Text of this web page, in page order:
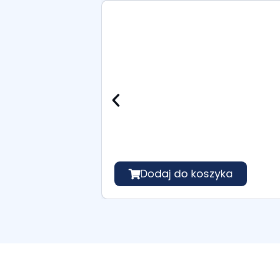
Dodaj do koszyka